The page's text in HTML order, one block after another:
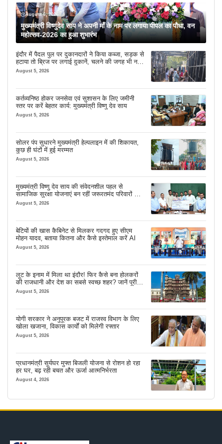
August 6, 2026
मुख्यमंत्री विष्णुदेव साय ने अपनी माँ के नाम पर लगाया पीपल का पौधा, वन
महोत्सव-2026 का हुआ शुभारंभ
इंदौर में पैदल पुल पर दुकानदारों ने किया कब्जा, सड़क से
हटाया तो ब्रिज पर लगाई दुकानें, चलने की जगह भी नहीं
मिल रही
August 5, 2026
कर्तव्यनिष्ठ होकर जनसेवा एवं सुशासन के लिए जमीनी
स्तर पर करें बेहतर कार्य: मुख्यमंत्री विष्णु देव साय
August 5, 2026
सोलर पंप सुधारने मुख्यमंत्री हेल्पलाइन में की शिकायत,
कुछ ही घंटों में हुई मरम्मत
August 5, 2026
मुख्यमंत्री विष्णु देव साय की संवेदनशील पहल से
सामाजिक सुरक्षा योजनाएं बन रहीं जरूरतमंद परिवारों का
मजबूत सहारा
August 5, 2026
बेटियों की खास कैबिनेट से मिलकर गदगद हुए सीएम
मोहन यादव, बताया कितना और कैसे इस्तेमाल करें AI
August 5, 2026
लूट के इनाम में मिला था इंदौर! फिर कैसे बना होलकरों
की राजधानी और देश का सबसे स्वच्छ शहर? जानें पूरी
कहानी
August 5, 2026
योगी सरकार ने अनुपूरक बजट में राजस्व विभाग के लिए
खोला खजाना, विकास कार्यों को मिलेगी रफ्तार
August 5, 2026
प्रधानमंत्री सूर्यघर मुफ्त बिजली योजना से रोशन हो रहा
हर घर, बढ़ रही बचत और ऊर्जा आत्मनिर्भरता
August 4, 2026